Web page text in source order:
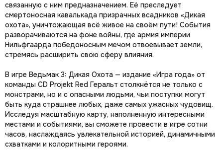
связанную с ним предназначением. Её преследует
смертоносная кавалькада призрачных всадников «Дикая
охота», уничтожающая всё живое на своём пути! События
разворачиваются на фоне войны, где армия империи
Нильфгаарда победоносным мечом отвоевывает земли,
стремясь расширить свою сферу влияния.
В игре Ведьмак 3: Дикая Охота — издание «Игра года» от
команды CD Projekt Red Геральт столкнётся не только с
монстрами, но и с опасными людьми, чьи поступки могут
быть куда страшнее любых, даже самых ужасных чудовищ.
Исследуя масштабную карту, наполненную интересными
местами и событиями, вы сможете провести в игре сотни
часов, наслаждаясь увлекательной историей, динамичными
схватками и колоритными героями.